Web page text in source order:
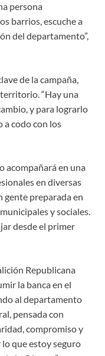
persona
barrios, escuche a
del departamento”,
de la campaña,
“Hay una
y para lograrlo
a codo con los
acompañará en una
en diversas
gente preparada en
y sociales.
desde el primer
Republicana
la banca en el
al departamento
pensada con
compromiso y
lo que estoy seguro